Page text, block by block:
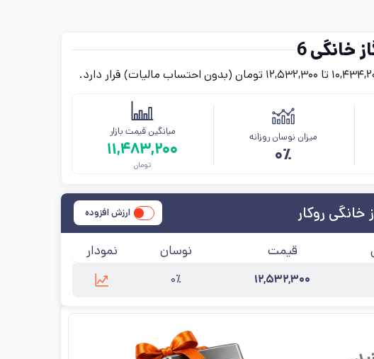
خانگی 6
میزان نوسان روزانه
۰٪
میانگین قیمت بازار
۱۱,۴۸۳,۲۰۰
تومان
ارزش افزوده خانگی روکار
قیمت نوسان نمودار
۱۲,۵۳۲,۳۰۰ ۰٪